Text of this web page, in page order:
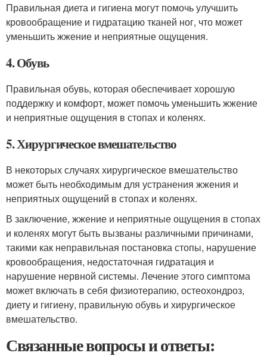
Правильная диета и гигиена могут помочь улучшить
кровообращение и гидратацию тканей ног, что может
уменьшить жжение и неприятные ощущения.
4. Обувь
Правильная обувь, которая обеспечивает хорошую
поддержку и комфорт, может помочь уменьшить жжение
и неприятные ощущения в стопах и коленях.
5. Хирургическое вмешательство
В некоторых случаях хирургическое вмешательство
может быть необходимым для устранения жжения и
неприятных ощущений в стопах и коленях.
В заключение, жжение и неприятные ощущения в стопах
и коленях могут быть вызваны различными причинами,
такими как неправильная постановка стопы, нарушение
кровообращения, недостаточная гидратация и
нарушение нервной системы. Лечение этого симптома
может включать в себя физиотерапию, остеохондроз,
диету и гигиену, правильную обувь и хирургическое
вмешательство.
Связанные вопросы и ответы: